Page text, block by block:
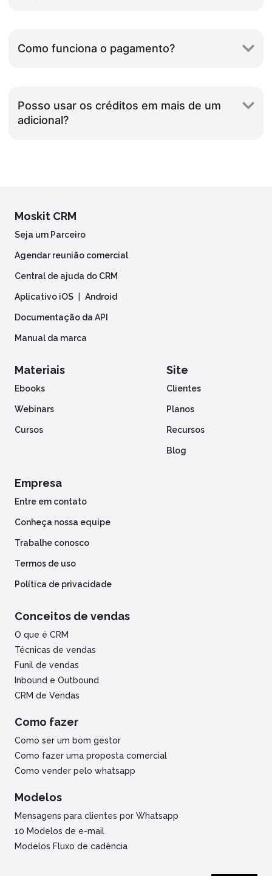
Como funciona o pagamento?
Posso usar os créditos em mais de um
adicional?
Moskit CRM
Seja um Parceiro
Agendar reunião comercial
Central de ajuda do CRM
Aplicativo iOS Android
Documentação da API
Manual da marca
Materiais
Ebooks
Webinars
Cursos
Site
Clientes
Planos
Recursos
Blog
Empresa
Entre em contato
Conheça nossa equipe
Trabalhe conosco
Termos de uso
Política de privacidade
Conceitos de vendas
O que é CRM
Técnicas de vendas
Funil de vendas
Inbound e Outbound
CRM de Vendas
Como fazer
Como ser um bom gestor
Como fazer uma proposta comercial
Como vender pelo whatsapp
Modelos
Mensagens para clientes por Whatsapp
10 Modelos de e-mail
Modelos Fluxo de cadência